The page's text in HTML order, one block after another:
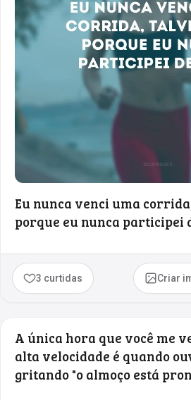
Eu nunca venci uma
porque eu nunca participei
3 curtidas Criar
A única hora que você me
alta velocidade é quando
gritando "o almoço está